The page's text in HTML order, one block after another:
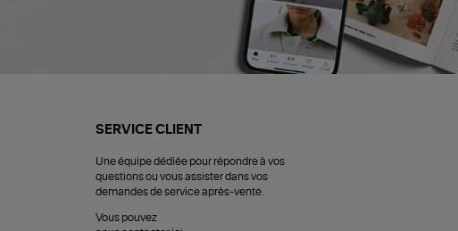
SERVICE CLIENT
Une équipe dédiée pour répondre à vos
questions ou vous assister dans vos
demandes de service après-vente.
Vous pouvez